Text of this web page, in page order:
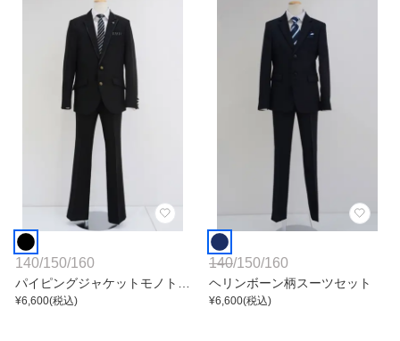
140/150/160
パイピングジャケットモノトー
ンスーツセット
¥6,600(税込)
140/150/160
ヘリンボーン柄スーツセット
¥6,600(税込)